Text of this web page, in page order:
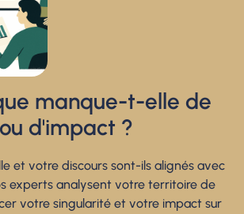
manque-t-elle de
d'impact ?
et votre discours sont-ils alignés avec
experts analysent votre territoire de
votre singularité et votre impact sur